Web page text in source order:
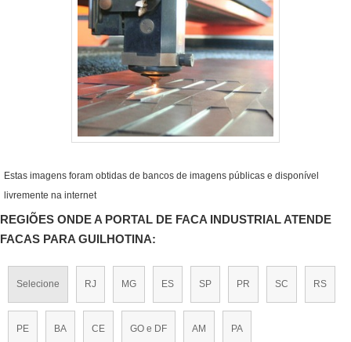
Estas imagens foram obtidas de bancos de imagens públicas e disponível
livremente na internet
REGIÕES ONDE A PORTAL DE FACA INDUSTRIAL ATENDE
FACAS PARA GUILHOTINA:
Selecione RJ MG ES SP PR SC RS
PE BA CE GO e DF AM PA